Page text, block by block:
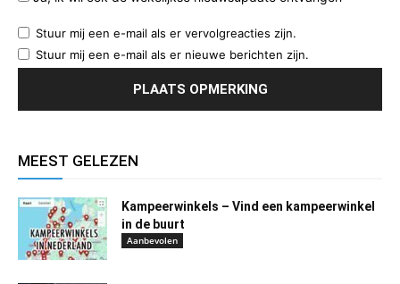
Stuur mij een e-mail als er vervolgreacties zijn.
Stuur mij een e-mail als er nieuwe berichten zijn.
MEEST GELEZEN
Kampeerwinkels – Vind een kampeerwinkel
in de buurt
Aanbevolen